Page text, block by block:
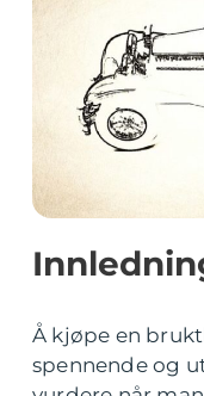
Å kjøpe en
spennende og